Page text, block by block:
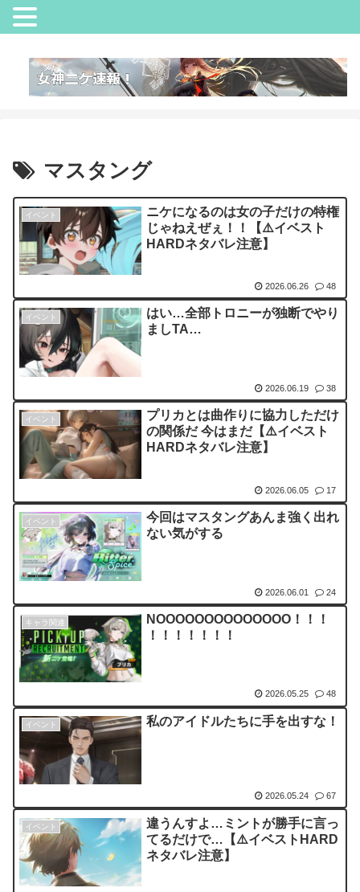
マスタング
イベント
ニケになるのは女の子だけの特権
じゃねえぜぇ！！【⚠️イベスト
HARDネタバレ注意】
2026.06.26 48
イベント
はい…全部トロニーが独断でやり
ましTA…
2026.06.19 38
イベント
プリカとは曲作りに協力しただけ
の関係だ 今はまだ【⚠️イベスト
HARDネタバレ注意】
2026.06.05 17
イベント
今回はマスタングあんま強く出れ
ない気がする
2026.06.01 24
キャラ関連
NOOOOOOOOOOOOOO！！！
！！！！！！！
2026.05.25 48
イベント 私のアイドルたちに手を出すな！
2026.05.24 67
イベント
違うんすよ…ミントが勝手に言っ
てるだけで…【⚠️イベストHARD
ネタバレ注意】